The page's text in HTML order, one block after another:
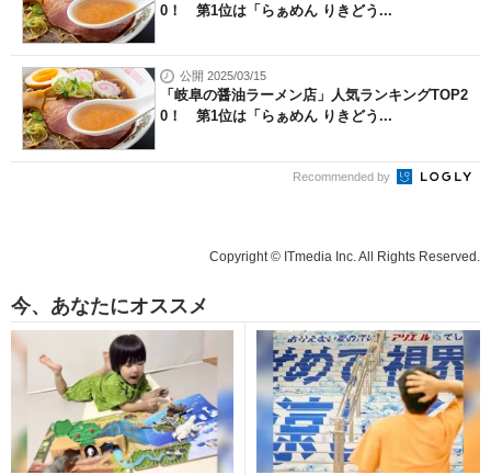
0！ 第1位は「らぁめん りきどう...
公開 2025/03/15
「岐阜の醤油ラーメン店」人気ランキングTOP2
0！ 第1位は「らぁめん りきどう...
Recommended by
Copyright © ITmedia Inc. All Rights Reserved.
今、あなたにオススメ